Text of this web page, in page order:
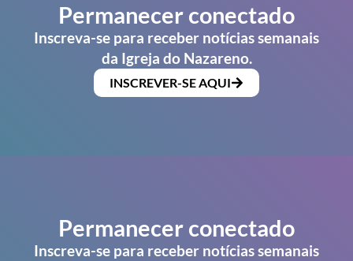
Permanecer conectado
Inscreva-se para receber notícias semanais
da Igreja do Nazareno.
INSCREVER-SE AQUI
Permanecer conectado
Inscreva-se para receber notícias semanais